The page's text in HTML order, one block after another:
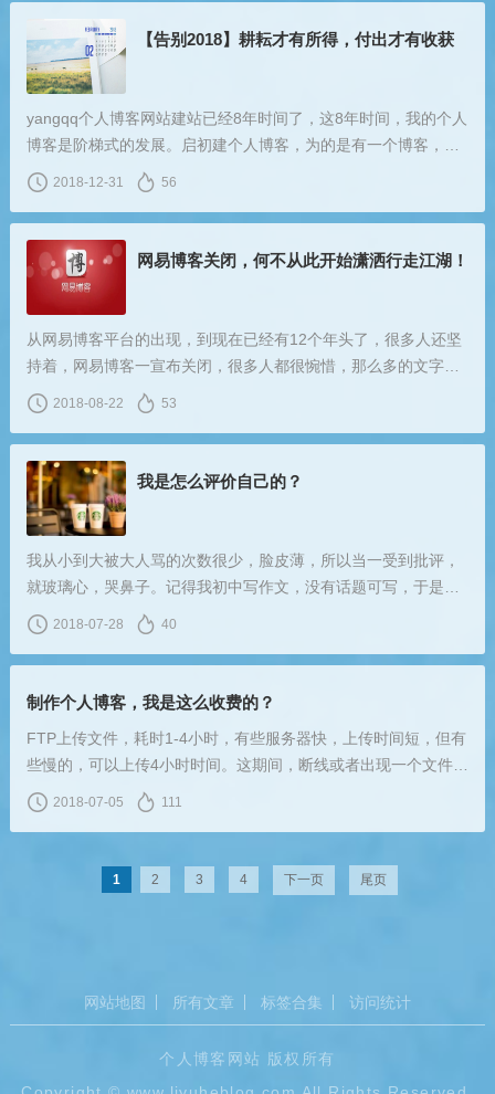
【告别2018】耕耘才有所得，付出才有收获
yangqq个人博客网站建站已经8年时间了，这8年时间，我的个人
博客是阶梯式的发展。启初建个人博客，为的是有一个博客，里
面放上自己的作品以及在学校的表现，可以为自己找到一个很好
的工作，毕业后我就拿着这样一个右键另存为而且还是table布局
的个人博客网站
2018-12-31 56
网易博客关闭，何不从此开始潇洒行走江湖！
从网易博客平台的出现，到现在已经有12个年头了，很多人还坚
持着，网易博客一宣布关闭，很多人都很惋惜，那么多的文字记
忆，又该如何是好？虽然可以一键搬迁到lofter，但这些数据毕竟
还是属于第三方平台。博客就是一个时光雕刻机
2018-08-22 53
我是怎么评价自己的？
我从小到大被大人骂的次数很少，脸皮薄，所以当一受到批评，
就玻璃心，哭鼻子。记得我初中写作文，没有话题可写，于是我
照搬了一篇作文，恰巧这篇作文被老师看到过，于是，我被全班
通报批评。
2018-07-28 40
制作个人博客，我是这么收费的？
FTP上传文件，耗时1-4小时，有些服务器快，上传时间短，但有
些慢的，可以上传4小时时间。这期间，断线或者出现一个文件失
败会卡半天，于是我会将这些文件移到最后，再重新传，直到全
部传进去能够安装。
2018-07-05 111
1 2 3 4 下一页 尾页
网站地图 所有文章 标签合集 访问统计
个人博客网站 版权所有